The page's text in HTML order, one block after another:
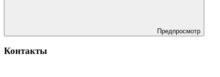
Предпросмотр
Контакты